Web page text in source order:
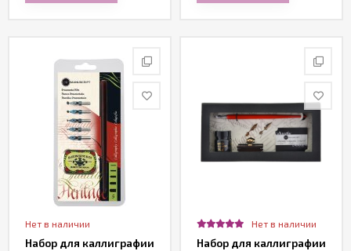
Нет в наличии
Набор для каллиграфии
Нет в наличии
Набор для каллиграфии